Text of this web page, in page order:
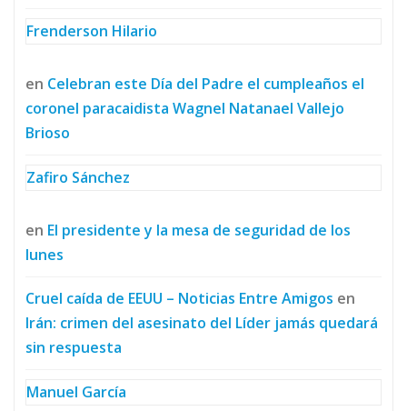
Frenderson Hilario
en Celebran este Día del Padre el cumpleaños el
coronel paracaidista Wagnel Natanael Vallejo
Brioso
Zafiro Sánchez
en El presidente y la mesa de seguridad de los
lunes
Cruel caída de EEUU – Noticias Entre Amigos en
Irán: crimen del asesinato del Líder jamás quedará
sin respuesta
Manuel García